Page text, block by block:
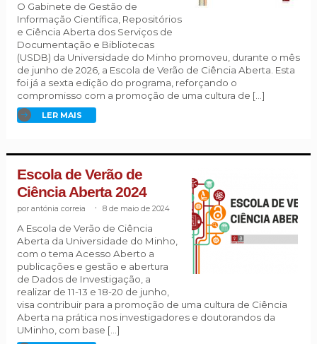
O Gabinete de Gestão de
Informação Científica, Repositórios
e Ciência Aberta dos Serviços de
Documentação e Bibliotecas
(USDB) da Universidade do Minho promoveu, durante o mês
de junho de 2026, a Escola de Verão de Ciência Aberta. Esta
foi já a sexta edição do programa, reforçando o
compromisso com a promoção de uma cultura de […]
LER MAIS
Escola de Verão de
Ciência Aberta 2024
antónia correia 8 de maio de 2024
A Escola de Verão de Ciência
Aberta da Universidade do Minho,
com o tema Acesso Aberto a
publicações e gestão e abertura
de Dados de Investigação, a
realizar de 11-13 e 18-20 de junho,
visa contribuir para a promoção de uma cultura de Ciência
Aberta na prática nos investigadores e doutorandos da
UMinho, com base […]